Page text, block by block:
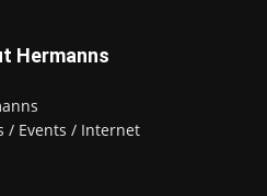
Hermanns
/ Events / Internet